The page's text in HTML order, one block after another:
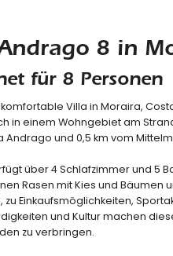
8 in
für 8 Personen
Villa in Moraira,
in einem Wohngebiet am
Andrago und 0,5 km vom
über 4 Schlafzimmer und 5
Rasen mit Kies und Bäumen
zu Einkaufsmöglichkeiten,
und Kultur machen
zu verbringen.